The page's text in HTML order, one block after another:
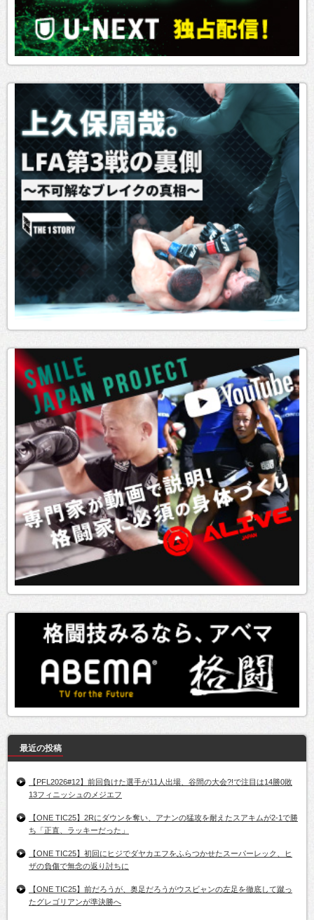
最近の投稿
【PFL2026#12】前回負けた選手が11人出場、谷間の大会?!で注目は14勝0敗
13フィニッシュのメジエフ
【ONE TIC25】2Rにダウンを奪い、アナンの猛攻を耐えたスアキムが2-1で勝
ち「正直、ラッキーだった」
【ONE TIC25】初回にヒジでダヤカエフをふらつかせたスーパーレック、ヒ
ザの負傷で無念の返り討ちに
【ONE TIC25】前だろうが、奥足だろうがウスビャンの左足を徹底して蹴っ
たグレゴリアンが準決勝へ